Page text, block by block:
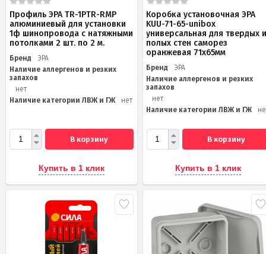
Профиль ЭРА TR-1PTR-RMP
алюминиевый для установки
1ф шинопровода с натяжными
потолками 2 шт. по 2 м.
Бренд
ЭРА
Наличие аллергенов и резких
запахов
нет
Наличие категории ЛВЖ и ГЖ
нет
В корзину
Купить в 1 клик
Коробка установочная ЭРА
KUU-71-65-unibox
универсальная для твердых
полых стен саморез
оранжевая 71х65мм
Бренд
ЭРА
Наличие аллергенов и резких
запахов
нет
Наличие категории ЛВЖ и ГЖ
В корзину
Купить в 1 клик